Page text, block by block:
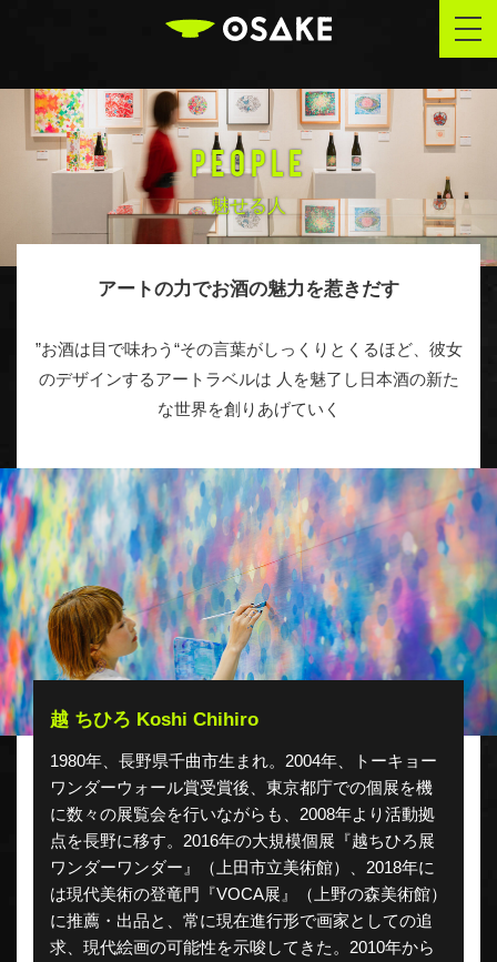
PEOPLE
魅せる人
アートの力でお酒の魅力を惹きだす
”お酒は目で味わう“その言葉がしっくりとくるほど、彼女
のデザインするアートラベルは 人を魅了し日本酒の新た
な世界を創りあげていく
越 ちひろ Koshi Chihiro
1980年、長野県千曲市生まれ。2004年、トーキョー
ワンダーウォール賞受賞後、東京都庁での個展を機
に数々の展覧会を行いながらも、2008年より活動拠
点を長野に移す。2016年の大規模個展『越ちひろ展
ワンダーワンダー』（上田市立美術館）、2018年に
は現代美術の登竜門『VOCA展』（上野の森美術館）
に推薦・出品と、常に現在進行形で画家としての追
求、現代絵画の可能性を示唆してきた。2010年から